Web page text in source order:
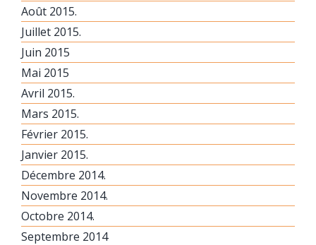
Août 2015.
Juillet 2015.
Juin 2015
Mai 2015
Avril 2015.
Mars 2015.
Février 2015.
Janvier 2015.
Décembre 2014.
Novembre 2014.
Octobre 2014.
Septembre 2014